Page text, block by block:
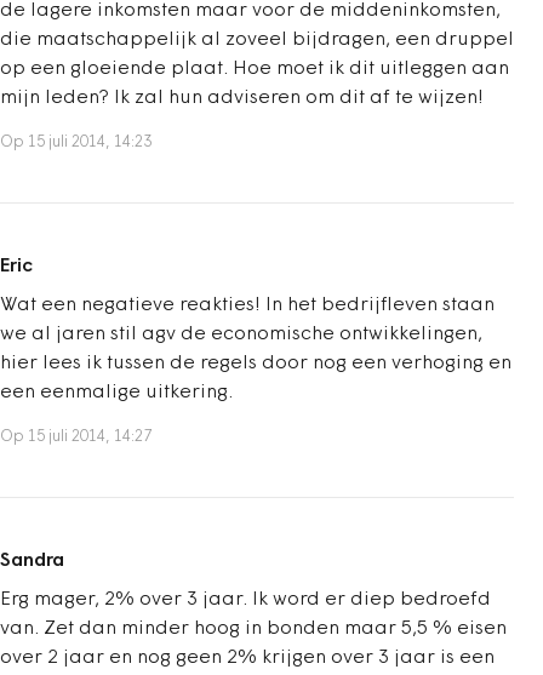
de lagere inkomsten maar voor de middeninkomsten,
die maatschappelijk al zoveel bijdragen, een druppel
op een gloeiende plaat. Hoe moet ik dit uitleggen aan
mijn leden? Ik zal hun adviseren om dit af te wijzen!
Op 15 juli 2014, 14:23
Eric
Wat een negatieve reakties! In het bedrijfleven staan
we al jaren stil agv de economische ontwikkelingen,
hier lees ik tussen de regels door nog een verhoging en
een eenmalige uitkering.
Op 15 juli 2014, 14:27
Sandra
Erg mager, 2% over 3 jaar. Ik word er diep bedroefd
van. Zet dan minder hoog in bonden maar 5,5 % eisen
over 2 jaar en nog geen 2% krijgen over 3 jaar is een